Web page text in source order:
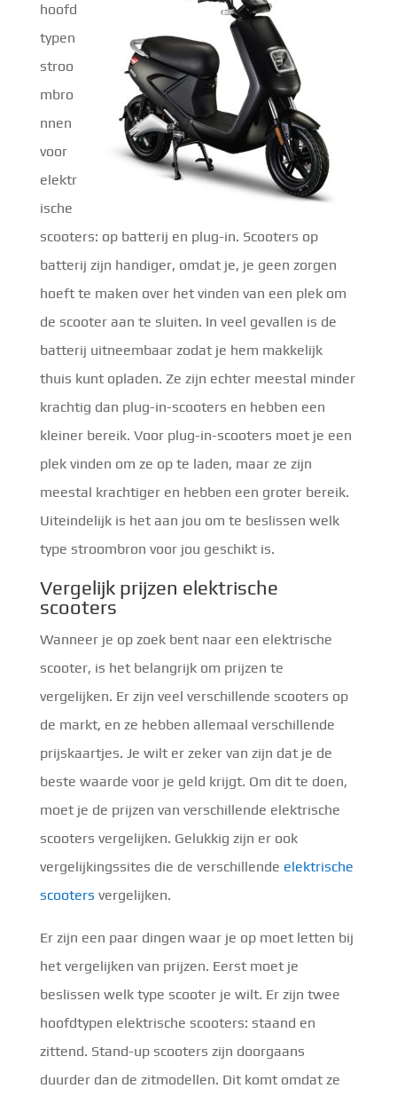
hoofd
typen
stroo
mbro
nnen
voor
elektr
ische
scooters: op batterij en plug-in. Scooters op
batterij zijn handiger, omdat je, je geen zorgen
hoeft te maken over het vinden van een plek om
de scooter aan te sluiten. In veel gevallen is de
batterij uitneembaar zodat je hem makkelijk
thuis kunt opladen. Ze zijn echter meestal minder
krachtig dan plug-in-scooters en hebben een
kleiner bereik. Voor plug-in-scooters moet je een
plek vinden om ze op te laden, maar ze zijn
meestal krachtiger en hebben een groter bereik.
Uiteindelijk is het aan jou om te beslissen welk
type stroombron voor jou geschikt is.
Vergelijk prijzen elektrische
scooters
Wanneer je op zoek bent naar een elektrische
scooter, is het belangrijk om prijzen te
vergelijken. Er zijn veel verschillende scooters op
de markt, en ze hebben allemaal verschillende
prijskaartjes. Je wilt er zeker van zijn dat je de
beste waarde voor je geld krijgt. Om dit te doen,
moet je de prijzen van verschillende elektrische
scooters vergelijken. Gelukkig zijn er ook
vergelijkingssites die de verschillende elektrische
scooters vergelijken.
Er zijn een paar dingen waar je op moet letten bij
het vergelijken van prijzen. Eerst moet je
beslissen welk type scooter je wilt. Er zijn twee
hoofdtypen elektrische scooters: staand en
zittend. Stand-up scooters zijn doorgaans
duurder dan de zitmodellen. Dit komt omdat ze